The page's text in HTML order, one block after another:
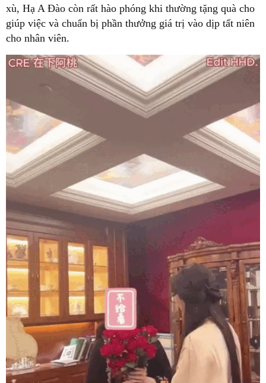
xù, Hạ A Đào còn rất hào phóng khi thường tặng quà cho
giúp việc và chuẩn bị phần thưởng giá trị vào dịp tất niên
cho nhân viên.